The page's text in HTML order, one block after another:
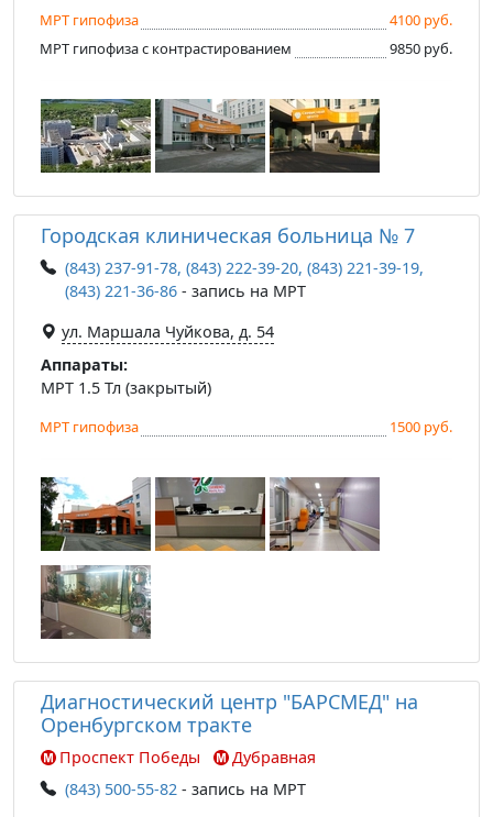
МРТ гипофиза
4100 руб.
МРТ гипофиза с контрастированием
9850 руб.
Городская клиническая больница № 7
(843) 237-91-78, (843) 222-39-20, (843) 221-39-19,
(843) 221-36-86 - запись на МРТ
ул. Маршала Чуйкова, д. 54
Аппараты:
МРТ 1.5 Тл (закрытый)
МРТ гипофиза 1500 руб.
Диагностический центр "БАРСМЕД" на
Оренбургском тракте
Проспект Победы
Дубравная
(843) 500-55-82 - запись на МРТ